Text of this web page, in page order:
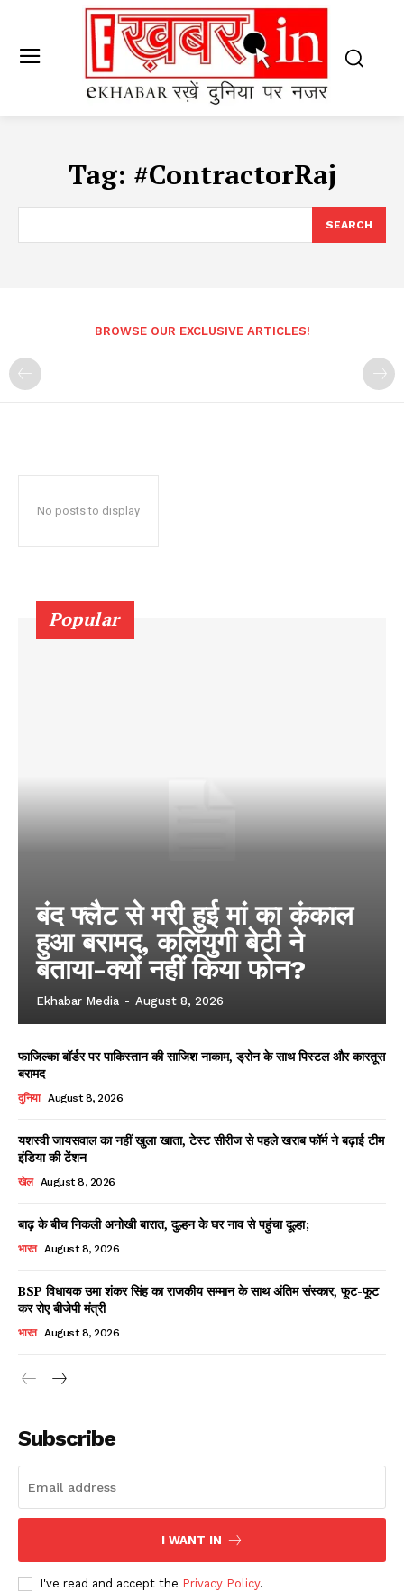
Tag: #ContractorRaj
SEARCH
BROWSE OUR EXCLUSIVE ARTICLES!
No posts to display
Popular
बंद फ्लैट से मरी हुई मां का कंकाल
हुआ बरामद, कलियुगी बेटी ने
बताया-क्यों नहीं किया फोन?
Ekhabar Media - August 8, 2026
फाजिल्का बॉर्डर पर पाकिस्तान की साजिश नाकाम, ड्रोन के साथ पिस्टल और कारतूस
बरामद
दुनिया August 8, 2026
यशस्वी जायसवाल का नहीं खुला खाता, टेस्ट सीरीज से पहले खराब फॉर्म ने बढ़ाई टीम
इंडिया की टेंशन
खेल August 8, 2026
बाढ़ के बीच निकली अनोखी बारात, दुल्हन के घर नाव से पहुंचा दूल्हा;
भारत August 8, 2026
BSP विधायक उमा शंकर सिंह का राजकीय सम्मान के साथ अंतिम संस्कार, फूट-फूट
कर रोए बीजेपी मंत्री
भारत August 8, 2026
Subscribe
I WANT IN
I've read and accept the Privacy Policy.